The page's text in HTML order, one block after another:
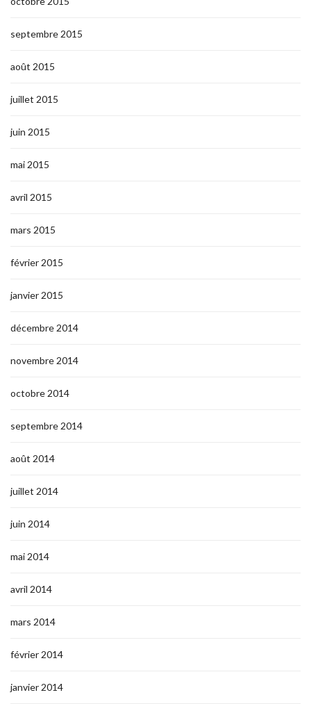
septembre 2015
août 2015
juillet 2015
juin 2015
mai 2015
avril 2015
mars 2015
février 2015
janvier 2015
décembre 2014
novembre 2014
octobre 2014
septembre 2014
août 2014
juillet 2014
juin 2014
mai 2014
avril 2014
mars 2014
février 2014
janvier 2014